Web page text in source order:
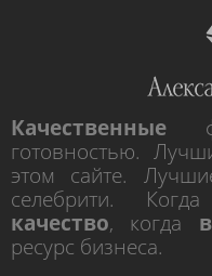
Качественные
готовностью.
этом сайте.
селебрити.
качество, когда
ресурс бизнеса.